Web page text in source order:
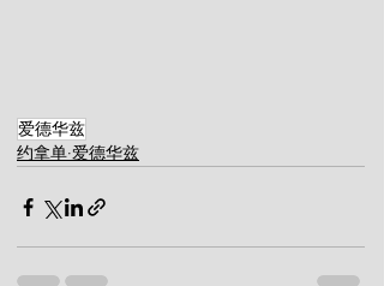
爱德华兹
约拿单·爱德华兹